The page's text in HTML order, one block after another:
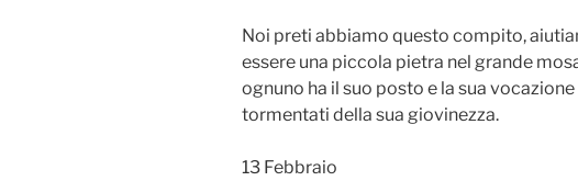
Noi preti abbiamo questo compito,
essere una piccola pietra nel grande
ognuno ha il suo posto e la sua
tormentati della sua giovinezza.
13 Febbraio